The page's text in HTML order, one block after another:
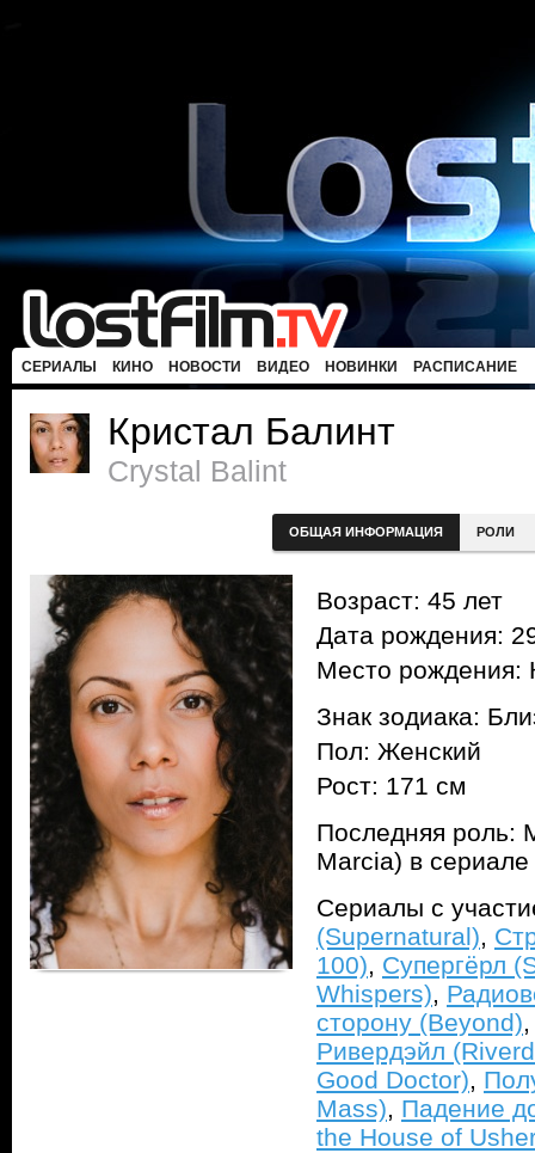
СЕРИАЛЫ КИНО НОВОСТИ ВИДЕО НОВИНКИ РАСПИСАНИЕ
Кристал Балинт
Crystal Balint
ОБЩАЯ ИНФОРМАЦИЯ РОЛИ
Возраст: 45 лет
Дата рождения:
Место рождения:
Знак зодиака:
Пол: Женский
Рост: 171 см
Последняя
Marcia) в сериале
Сериалы с
(Supernatural),
100), Супергёрл
Whispers),
сторону (Beyond)
Ривердэйл
Good Doctor),
Mass), Падение
the House of